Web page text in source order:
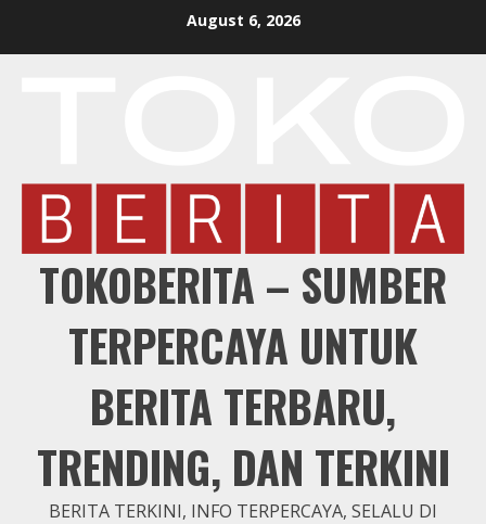
August 6, 2026
TOKOBERITA – SUMBER
TERPERCAYA UNTUK
BERITA TERBARU,
TRENDING, DAN TERKINI
BERITA TERKINI, INFO TERPERCAYA, SELALU DI